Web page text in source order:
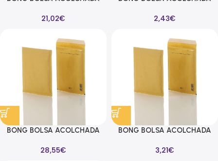
180X265MM KRAFT -100U-
21,02€
180X265MM KRAFT -10U-
2,43€
BONG BOLSA ACOLCHADA
220X340MM KRAFT -100U-
28,55€
BONG BOLSA ACOLCHADA
220X340MM KRAFT -10U-
3,21€